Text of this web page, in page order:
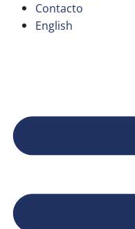
Contacto
English